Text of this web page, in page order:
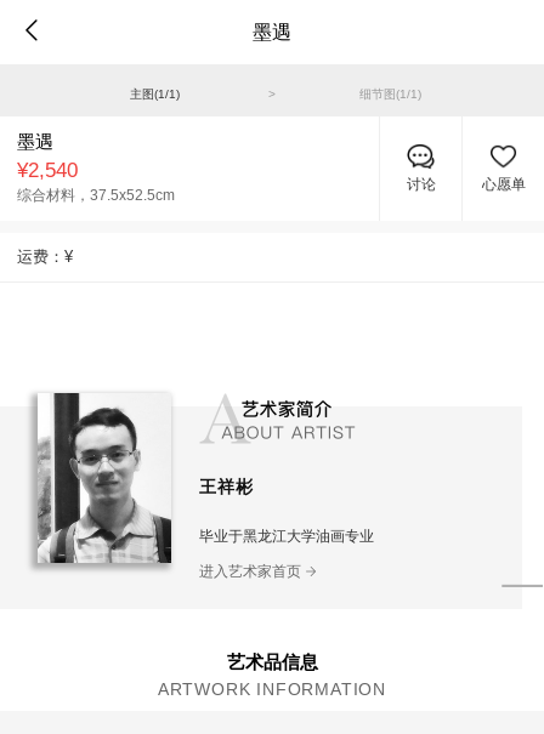
墨遇
主图(1/1) > 细节图(1/1)
墨遇
¥2,540
综合材料， 37.5x52.5cm
讨论 心愿单
运费： ¥
王祥彬
毕业于黑龙江大学油画专业
进入艺术家首页
艺术品信息
ARTWORK INFORMATION